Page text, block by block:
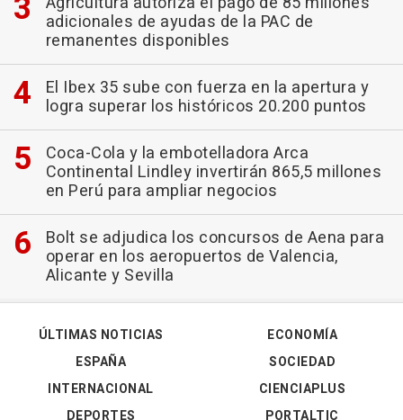
adicionales de ayudas de la PAC de
remanentes disponibles
El Ibex 35 sube con fuerza en la apertura y
logra superar los históricos 20.200 puntos
Coca-Cola y la embotelladora Arca
Continental Lindley invertirán 865,5 millones
en Perú para ampliar negocios
Bolt se adjudica los concursos de Aena para
operar en los aeropuertos de Valencia,
Alicante y Sevilla
ÚLTIMAS NOTICIAS
ESPAÑA
INTERNACIONAL
DEPORTES
ECONOMÍA
SOCIEDAD
CIENCIAPLUS
PORTALTIC